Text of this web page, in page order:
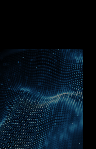
開発者
リソース